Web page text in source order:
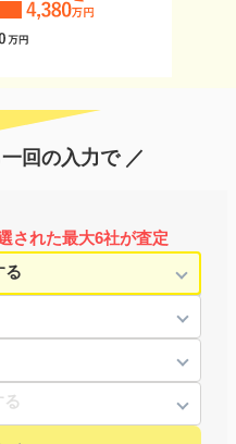
回の入力で ／
された最大6社が査定